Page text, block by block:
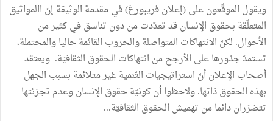
ويقول الموقّعونعلى(إعلانفريبورغ)فيمقدمة الوثيقة إنّ االمواثيق
المتعلّقة بحقوق الإنسانقدتعدّدتمندون تناسقفيكثيرمن
الأحوال. لكنّ الانتهاكات المتواصلةوالحروب القائمةحالياوالمحتملة،
تستمدّجذورهاعلى الأرجحمن انتهاكات الحقوق الثقافيّة. ويعتقد
أصحاب الإعلانأنّ استراتيجيات التّنميةغيرمتلائمة بسبب الجهل
بهذه الحقوقذاتها.ولاحظواأنكونيّةحقوق الإنسانوعدم تجزئتها
تتضرّراندائمامن تهميش الحقوق الثقافيّة...